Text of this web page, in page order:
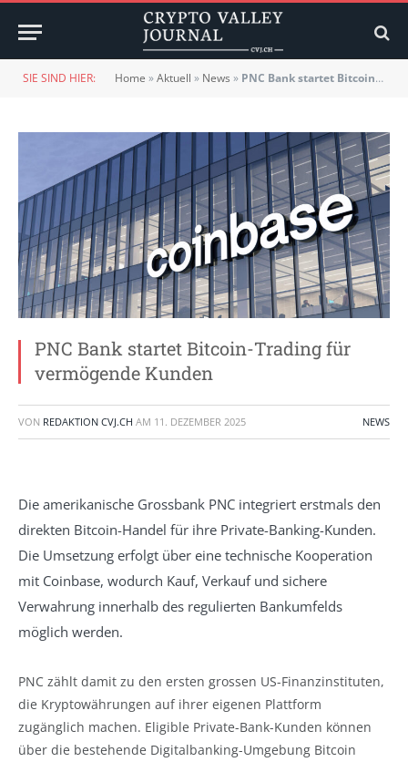
SIE SIND HIER: Home »Aktuell » News » PNC Bank startet Bitcoin-Trading für vermögende Kunden
PNC Bank startet Bitcoin-Trading für
vermögende Kunden
VON REDAKTION CVJ.CH AM 11. DEZEMBER 2025 NEWS
Die amerikanische Grossbank PNC integriert erstmals den
direkten Bitcoin-Handel für ihre Private-Banking-Kunden.
Die Umsetzung erfolgt über eine technische Kooperation
mit Coinbase, wodurch Kauf, Verkauf und sichere
Verwahrung innerhalb des regulierten Bankumfelds
möglich werden.
PNC zählt damit zu den ersten grossen US-Finanzinstituten,
die Kryptowährungen auf ihrer eigenen Plattform
zugänglich machen. Eligible Private-Bank-Kunden können
über die bestehende Digitalbanking-Umgebung Bitcoin